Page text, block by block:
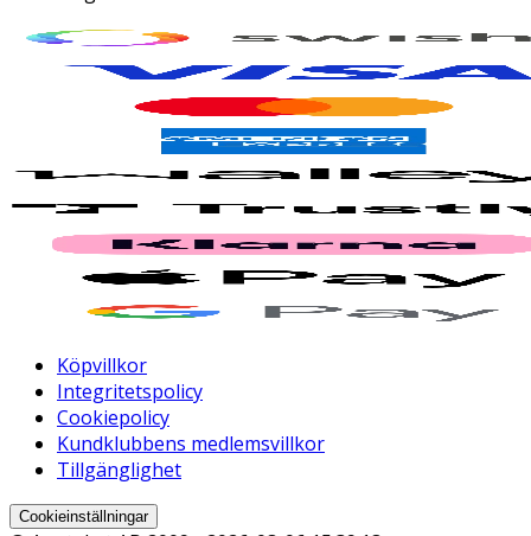
Köpvillkor
Integritetspolicy
Cookiepolicy
Kundklubbens medlemsvillkor
Tillgänglighet
Cookieinställningar